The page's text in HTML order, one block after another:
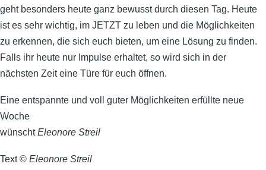
geht besonders heute ganz bewusst durch diesen Tag. Heute
ist es sehr wichtig, im JETZT zu leben und die Möglichkeiten
zu erkennen, die sich euch bieten, um eine Lösung zu finden.
Falls ihr heute nur Impulse erhaltet, so wird sich in der
nächsten Zeit eine Türe für euch öffnen.
Eine entspannte und voll guter Möglichkeiten erfüllte neue
Woche
wünschtEleonore Streil
Text © Eleonore Streil